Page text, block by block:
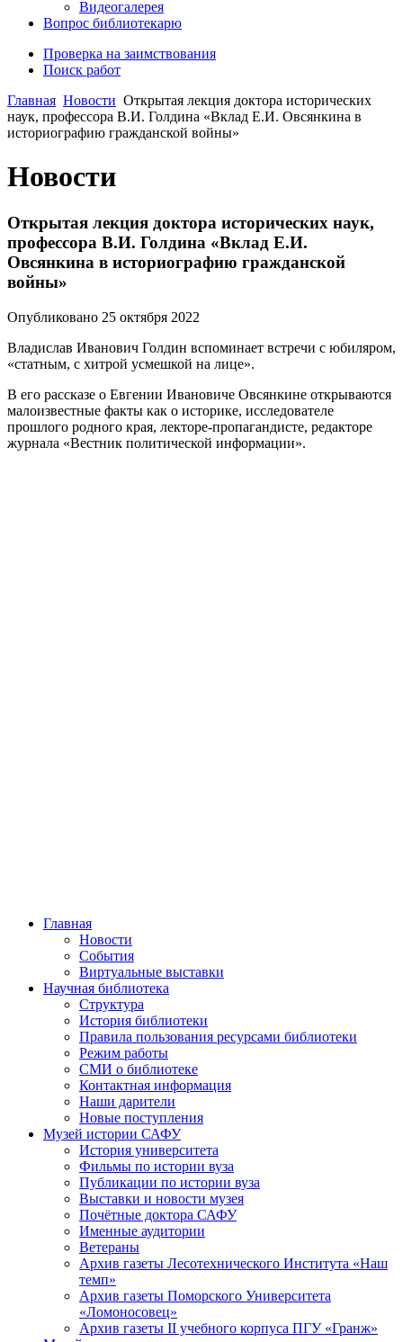
Видеогалерея
Вопрос библиотекарю
Проверка на заимствования
Поиск работ
Главная Новости Открытая лекция доктора исторических
наук, профессора В.И. Голдина «Вклад Е.И. Овсянкина в
историографию гражданской войны»
Новости
Открытая лекция доктора исторических наук,
профессора В.И. Голдина «Вклад Е.И.
Овсянкина в историографию гражданской
войны»
Опубликовано 25 октября 2022
Владислав Иванович Голдин вспоминает встречи с юбиляром,
«статным, с хитрой усмешкой на лице».
В его рассказе о Евгении Ивановиче Овсянкине открываются
малоизвестные факты как о историке, исследователе
прошлого родного края, лекторе-пропагандисте, редакторе
журнала «Вестник политической информации».
Главная
Новости
События
Виртуальные выставки
Научная библиотека
Структура
История библиотеки
Правила пользования ресурсами библиотеки
Режим работы
СМИ о библиотеке
Контактная информация
Наши дарители
Новые поступления
Музей истории САФУ
История университета
Фильмы по истории вуза
Публикации по истории вуза
Выставки и новости музея
Почётные доктора САФУ
Именные аудитории
Ветераны
Архив газеты Лесотехнического Института «Наш
темп»
Архив газеты Поморского Университета
«Ломоносовец»
Архив газеты II учебного корпуса ПГУ «Гранж»